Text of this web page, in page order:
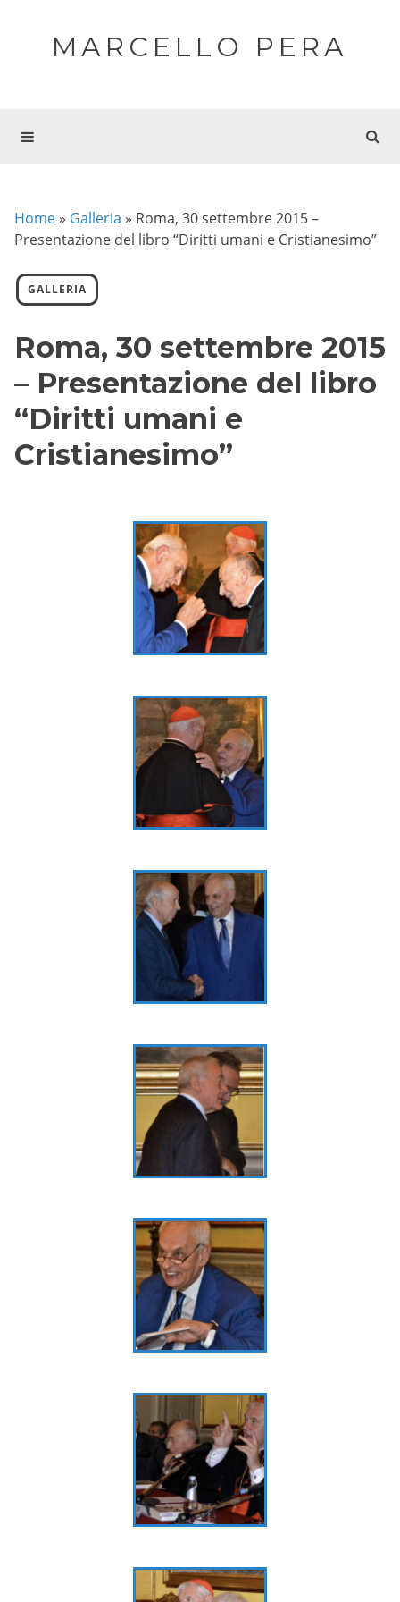
MARCELLO PERA
Home » Galleria » Roma, 30 settembre 2015 –
Presentazione del libro “Diritti umani e Cristianesimo”
GALLERIA
Roma, 30 settembre 2015
– Presentazione del libro
“Diritti umani e
Cristianesimo”